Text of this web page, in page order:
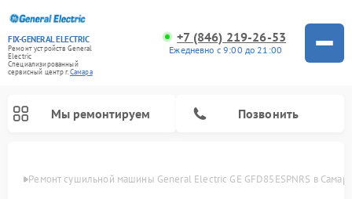
FIX-GENERAL ELECTRIC
Ремонт устройств General
Electric
Специализированный
cервисный центр г.Самара
+7 (846) 219-26-53
Ежедневно с 9:00 до 21:00
Мы ремонтируем Позвонить
Ремонт сушильной машины General Electric GE GFD85ESPNRS в